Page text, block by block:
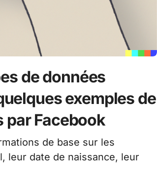
de données
exemples de
par Facebook
de base sur les
leur date de naissance, leur